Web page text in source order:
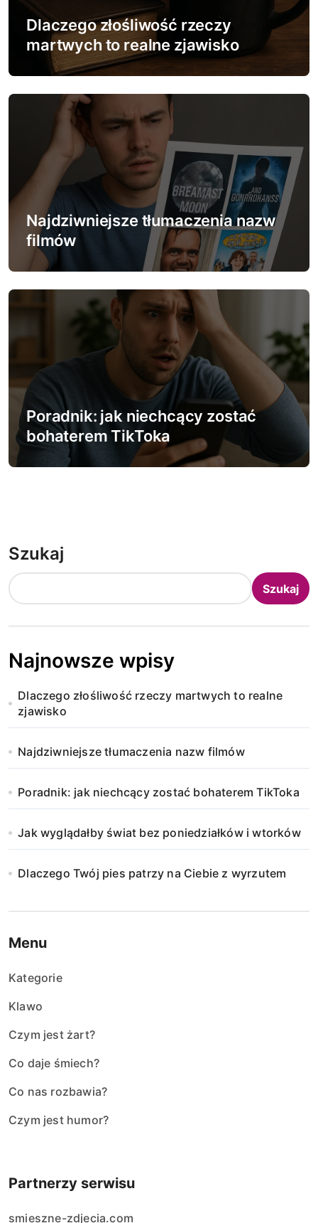
i
s
Dlaczego złośliwość rzeczy
martwych to realne zjawisko
Najdziwniejsze tłumaczenia nazw
filmów
Poradnik: jak niechcący zostać
bohaterem TikToka
Szukaj
Szukaj
Najnowsze wpisy
Dlaczego złośliwość rzeczy martwych to realne
zjawisko
Najdziwniejsze tłumaczenia nazw filmów
Poradnik: jak niechcący zostać bohaterem TikToka
Jak wyglądałby świat bez poniedziałków i wtorków
Dlaczego Twój pies patrzy na Ciebie z wyrzutem
Menu
Kategorie
Klawo
Czym jest żart?
Co daje śmiech?
Co nas rozbawia?
Czym jest humor?
Partnerzy serwisu
smieszne-zdjecia.com